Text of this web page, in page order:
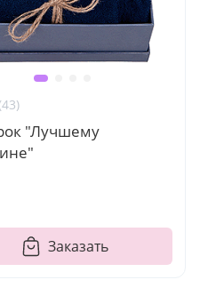
"Лучшему
Заказать